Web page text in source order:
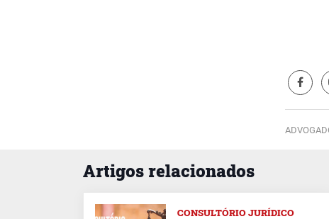
Artigos relacionados
CONSULTÓRIO JURÍDICO